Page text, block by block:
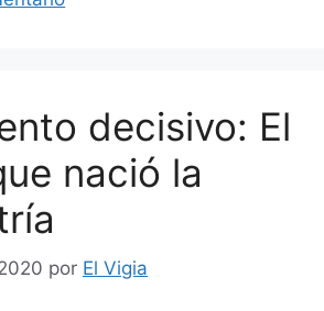
decisivo: El
nació la
por El Vigia